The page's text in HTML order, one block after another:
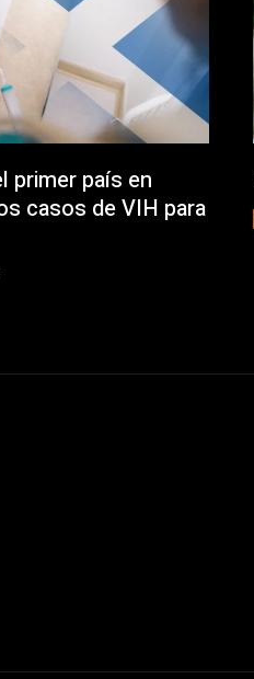
primer país en
casos de VIH para